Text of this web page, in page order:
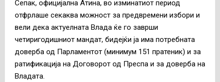
Сепак, официјална Атина, во изминатиот период
отфрлаше секаква можност за предвремени избори и
вели дека актуелната Влада ќе го заврши
четиригодишниот мандат, бидејќи ја има потребната
доверба од Парламентот (минимум 151 пратеник) и за
ратификација на Договорот од Преспа и за доверба на
Владата.